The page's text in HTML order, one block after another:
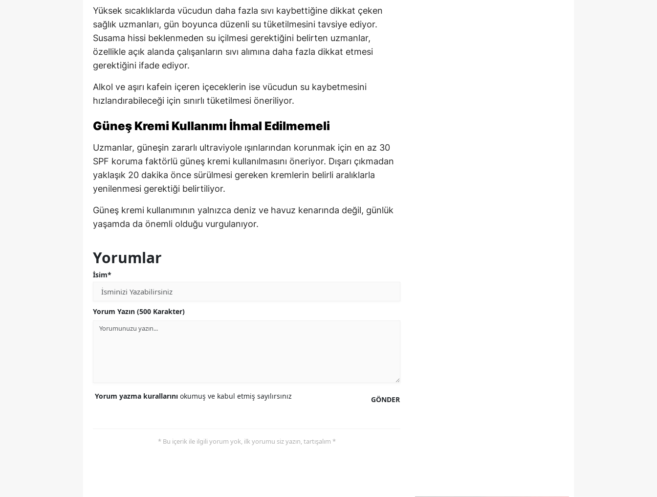
Yüksek sıcaklıklarda vücudun daha fazla sıvı kaybettiğine dikkat çeken
sağlık uzmanları, gün boyunca düzenli su tüketilmesini tavsiye ediyor.
Susama hissi beklenmeden su içilmesi gerektiğini belirten uzmanlar,
özellikle açık alanda çalışanların sıvı alımına daha fazla dikkat etmesi
gerektiğini ifade ediyor.
Alkol ve aşırı kafein içeren içeceklerin ise vücudun su kaybetmesini
hızlandırabileceği için sınırlı tüketilmesi öneriliyor.
Güneş Kremi Kullanımı İhmal Edilmemeli
Uzmanlar, güneşin zararlı ultraviyole ışınlarından korunmak için en az 30
SPF koruma faktörlü güneş kremi kullanılmasını öneriyor. Dışarı çıkmadan
yaklaşık 20 dakika önce sürülmesi gereken kremlerin belirli aralıklarla
yenilenmesi gerektiği belirtiliyor.
Güneş kremi kullanımının yalnızca deniz ve havuz kenarında değil, günlük
yaşamda da önemli olduğu vurgulanıyor.
Yorumlar
İsim*
Yorum Yazın (500 Karakter)
GÖNDER
Yorum yazma kurallarını okumuş ve kabul etmiş sayılırsınız
* Bu içerik ile ilgili yorum yok, ilk yorumu siz yazın, tartışalım *